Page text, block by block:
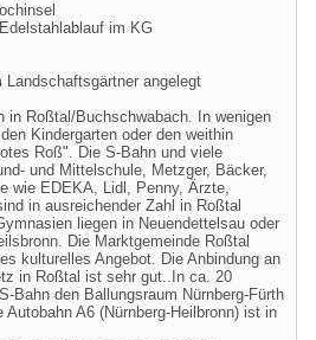
im KG
angelegt
in Roßtal/Buchschwabach. In wenigen
Kindergarten oder den weithin
Roß". Die S-Bahn und viele
und Mittelschule, Metzger, Bäcker,
wie EDEKA, Lidl, Penny, Ärzte,
in ausreichender Zahl in Roßtal
liegen in Neuendettelsau oder
Die Marktgemeinde Roßtal
kulturelles Angebot. Die Anbindung an
in Roßtal ist sehr gut..In ca. 20
Bahn den Ballungsraum Nürnberg-Fürth
A6 (Nürnberg-Heilbronn) ist in